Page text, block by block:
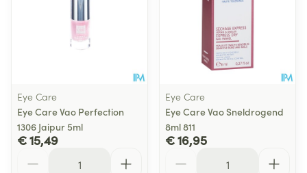
Eye Care
Eye Care Vao Perfection
1306 Jaipur 5ml
€ 15,49
Eye Care
Eye Care Vao Sneldrogend
8ml 811
€ 16,95